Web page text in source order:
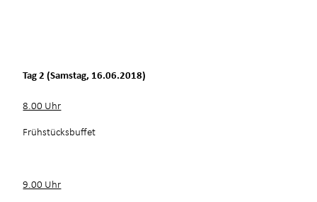
Tag 2 (Samstag, 16.06.2018)
8.00 Uhr
Frühstücksbuffet
9.00 Uhr